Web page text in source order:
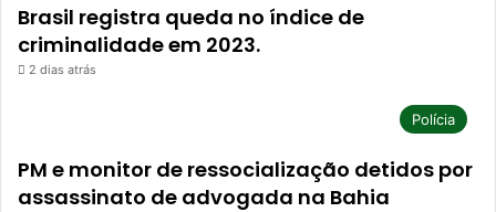
Brasil registra queda no índice de
criminalidade em 2023.
2 dias atrás
Polícia
PM e monitor de ressocialização detidos por
assassinato de advogada na Bahia